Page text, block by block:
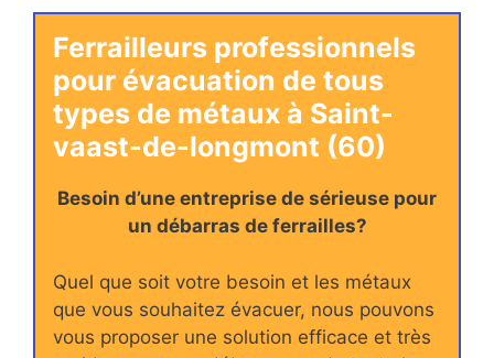
Ferrailleurs professionnels
pour évacuation de tous
types de métaux à Saint-
vaast-de-longmont (60)
Besoin d’une entreprise de sérieuse pour
un débarras de ferrailles?
Quel que soit votre besoin et les métaux
que vous souhaitez évacuer, nous pouvons
vous proposer une solution efficace et très